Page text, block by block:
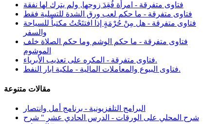
فتاوى متفرقة - امرأة فُقِدَ زوجها, ولم يترك لها نفقة
فتاوى متفرقة - ما حكم لعب ورق الشدة للتسلية فقط
فتاوى متفرقة - هل مِنْ حُرْمَةٍ إذا افتتَحْتُ مكتباً للسياحة
والسفر
فتاوى متفرقة - ما حكم الوشم وما حكم الصلاة خلف
الموشوم
فتاوى متفرقة - المكره على تعذيب الأبرياء.
فتاوى البيوع والمعاملات المالية - ملكية ابار النفط.
مقالات متنوعة
البرامج التلفزيونية - برنامج أمل وانتصار
شرح المحلي على الورقات - الدرس الحادي عشر " شرح